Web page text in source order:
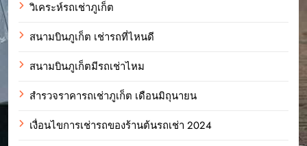
วิเคระห์รถเช่าภูเก็ต
สนามบินภูเก็ต เช่ารถที่ไหนดี
สนามบินภูเก็ตมีรถเช่าไหม
สำรวจราคารถเช่าภูเก็ต เดือนมิถุนายน
เงื่อนไขการเช่ารถของร้านต้นรถเช่า 2024